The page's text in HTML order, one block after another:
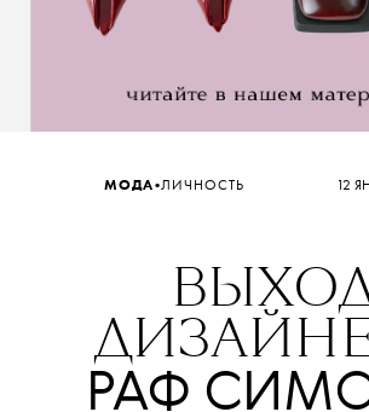
12
МОДА•ЛИЧНОСТЬ
РАФ